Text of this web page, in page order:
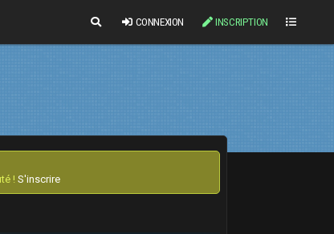
CONNEXION INSCRIPTION
! S'inscrire